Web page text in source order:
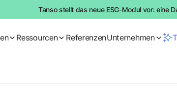
Tanso stellt das neue ESG-Modul vor: eine
Ressourcen ReferenzenUnternehmen